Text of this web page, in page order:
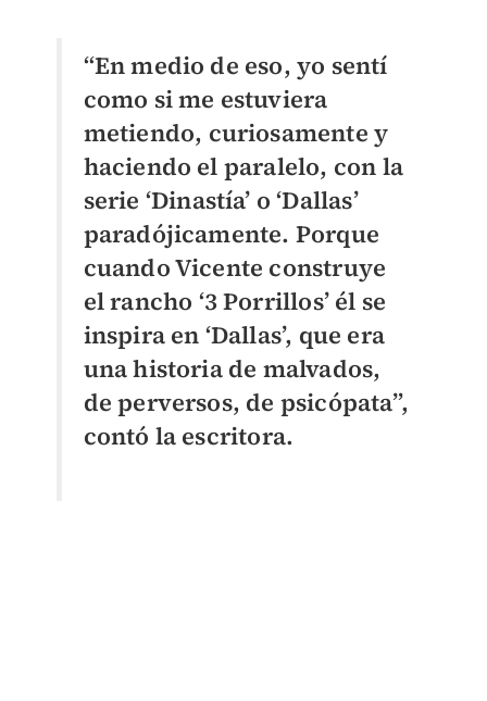
“En medio de eso, yo sentí
como si me estuviera
metiendo, curiosamente y
haciendo el paralelo, con la
serie ‘Dinastía’ o ‘Dallas’
paradójicamente. Porque
cuando Vicente construye
el rancho ‘3 Porrillos’ él se
inspira en ‘Dallas’, que era
una historia de malvados,
de perversos, de psicópata”,
contó la escritora.